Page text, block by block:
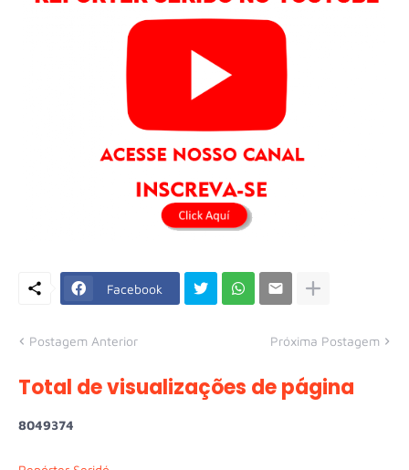
Facebook
Postagem Anterior Próxima Postagem
Total de visualizações de página
8049374